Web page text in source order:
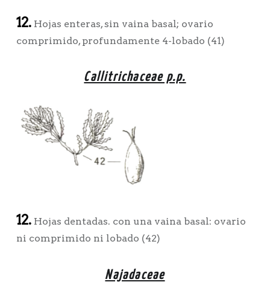
12.Hojas enteras, sin vaina basal; ovario
comprimido, profundamente 4-lobado (41)
Callitrichaceae p.p.
12.Hojas dentadas. con una vaina basal: ovario
ni comprimido ni lobado (42)
Najadaceae